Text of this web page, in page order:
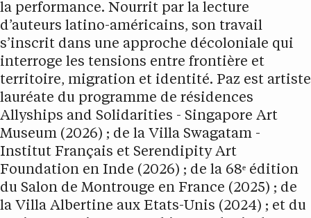
la performance. Nourrit par la lecture
d’auteurs latino-américains, son travail
s’inscrit dans une approche décoloniale qui
interroge les tensions entre frontière et
territoire, migration et identité. Paz est artiste
lauréate du programme de résidences
Allyships and Solidarities - Singapore Art
Museum (2026) ; de la Villa Swagatam -
Institut Français et Serendipity Art
Foundation en Inde (2026) ; de la 68ᵉ édition
du Salon de Montrouge en France (2025) ; de
la Villa Albertine aux Etats-Unis (2024) ; et du